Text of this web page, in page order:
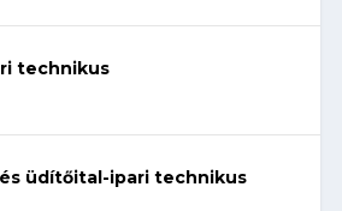
technikus
üdítőital-ipari technikus